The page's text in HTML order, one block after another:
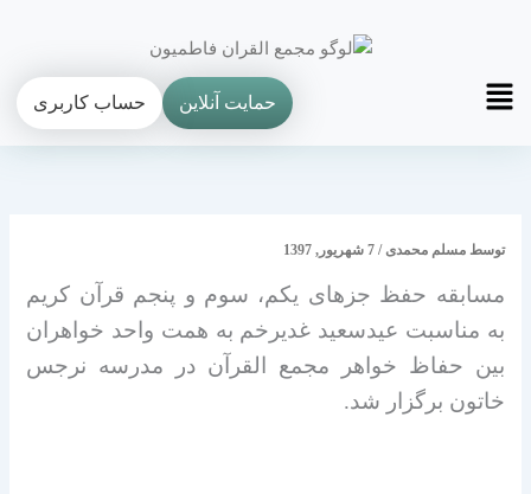
Main
Menu
حمایت آنلاین حساب کاربری
توسط مسلم محمدی/7 شهریور, 1397
مسابقه حفظ جزهای یکم، سوم و پنجم قرآن کریم
به مناسبت عیدسعید غدیرخم به همت واحد خواهران
بین حفاظ خواهر مجمع القرآن در مدرسه نرجس
خاتون برگزار شد.